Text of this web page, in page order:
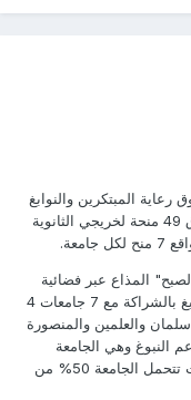
المبتكرين والنوابغ
بوزارة التعليم العالي، عن تفاصيل تقديم الصندوق 49 منحة لخريجي الثانوية
خلال مداخلة هاتفية مع برنامج "8 الصبح" المذاع عبر فضائية
"dmc"، اليوم الأحد، إن المنح تقدم للطلاب النوابغ بالشراكة مع 7 جامعات 4
والعلمين والمنصورة
النبوغ وهي الجامعة
المصرية اليابانية وجامعة زويل وجامعة النيل، حيث تتحمل الجامعة 50% من